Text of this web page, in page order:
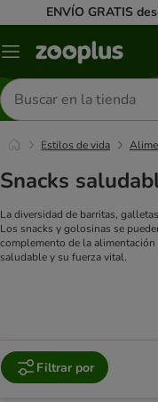
ENVÍO GRATIS
Menú
Buscar
productos
Estilos de vida
Snacks
La diversidad de barritas,
Los snacks y golosinas se
complemento de la alimentación
saludable y su fuerza vital.
Filtrar por